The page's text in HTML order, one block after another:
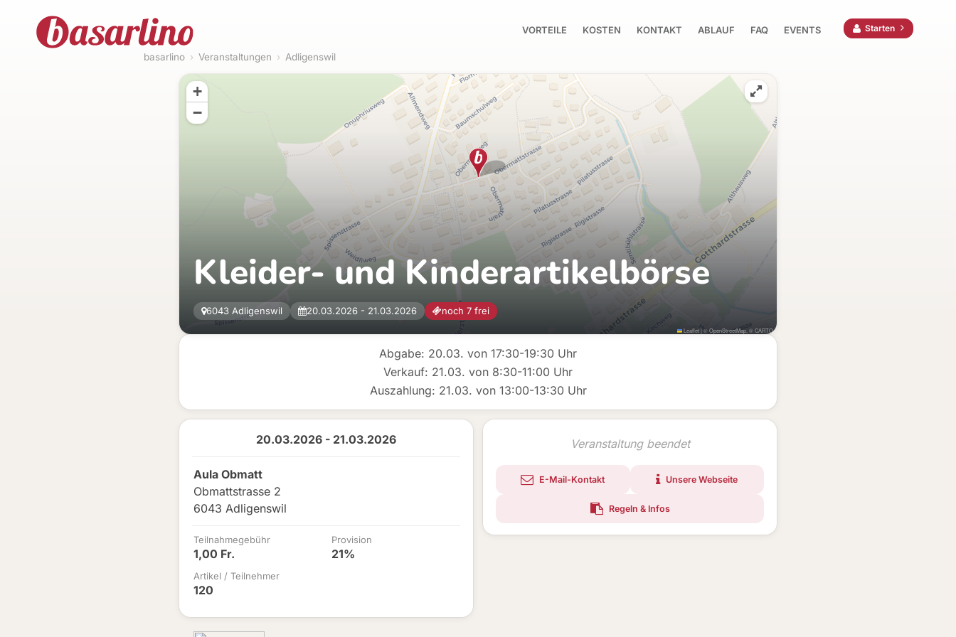
VORTEILE KOSTEN KONTAKT ABLAUF FAQ EVENTS Starten
basarlino › Veranstaltungen › Adligenswil
Abgabe: 20.03. von 17:30-19:30 Uhr
Verkauf: 21.03. von 8:30-11:00 Uhr
Auszahlung: 21.03. von 13:00-13:30 Uhr
20.03.2026 - 21.03.2026
Aula Obmatt
Obmattstrasse 2
6043 Adligenswil
Teilnahmegebühr
1,00 Fr.
Provision
21%
Artikel / Teilnehmer
120
Veranstaltung beendet
E-Mail-Kontakt Unsere Webseite
Regeln & Infos
Kleider- und Kinderartikelbörse
6043 Adligenswil 20.03.2026 - 21.03.2026 noch 7 frei
+
−
Leaflet|© OpenStreetMap , ©CARTO